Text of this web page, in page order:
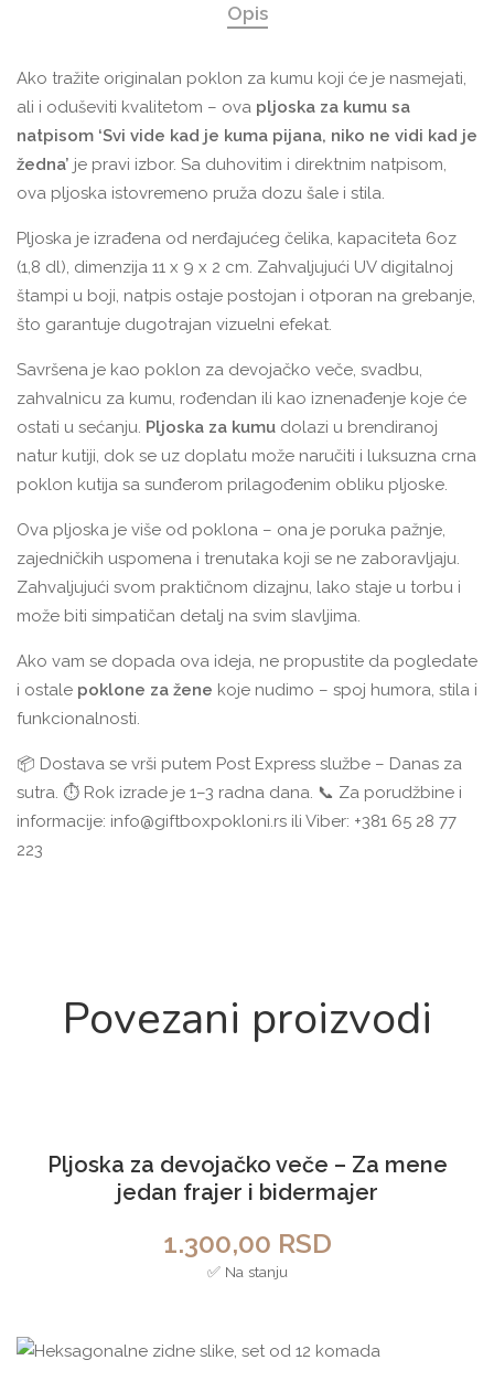
Opis
Ako tražite originalan poklon za kumu koji će je nasmejati,
ali i oduševiti kvalitetom – ova pljoska za kumu sa
natpisom ‘Svi vide kad je kuma pijana, niko ne vidi kad je
žedna’ je pravi izbor. Sa duhovitim i direktnim natpisom,
ova pljoska istovremeno pruža dozu šale i stila.
Pljoska je izrađena od nerđajućeg čelika, kapaciteta 6oz
(1,8 dl), dimenzija 11 x 9 x 2 cm. Zahvaljujući UV digitalnoj
štampi u boji, natpis ostaje postojan i otporan na grebanje,
što garantuje dugotrajan vizuelni efekat.
Savršena je kao poklon za devojačko veče, svadbu,
zahvalnicu za kumu, rođendan ili kao iznenađenje koje će
ostati u sećanju. Pljoska za kumu dolazi u brendiranoj
natur kutiji, dok se uz doplatu može naručiti i luksuzna crna
poklon kutija sa sunđerom prilagođenim obliku pljoske.
Ova pljoska je više od poklona – ona je poruka pažnje,
zajedničkih uspomena i trenutaka koji se ne zaboravljaju.
Zahvaljujući svom praktičnom dizajnu, lako staje u torbu i
može biti simpatičan detalj na svim slavljima.
Ako vam se dopada ova ideja, ne propustite da pogledate
i ostale poklone za žene koje nudimo – spoj humora, stila i
funkcionalnosti.
📦 Dostava se vrši putem Post Express službe – Danas za
sutra. ⏱ Rok izrade je 1–3 radna dana. 📞 Za porudžbine i
informacije: info@giftboxpokloni.rs ili Viber: +381 65 28 77
223
Povezani proizvodi
Pljoska za devojačko veče – Za mene
jedan frajer i bidermajer
1.300,00 RSD
✅ Na stanju